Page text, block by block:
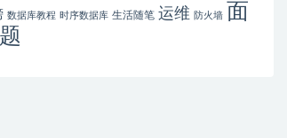
数据库教程 时序数据库 生活随笔 运维 防火墙 面